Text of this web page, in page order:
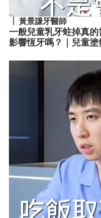
黃景謙牙醫師
一般兒童乳牙蛀掉真
影響恆牙嗎？｜兒童